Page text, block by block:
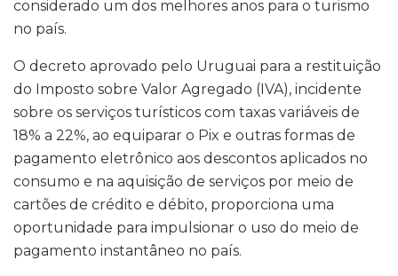
considerado um dos melhores anos para o turismo
no país.
O decreto aprovado pelo Uruguai para a restituição
do Imposto sobre Valor Agregado (IVA), incidente
sobre os serviços turísticos com taxas variáveis de
18% a 22%, ao equiparar o Pix e outras formas de
pagamento eletrônico aos descontos aplicados no
consumo e na aquisição de serviços por meio de
cartões de crédito e débito, proporciona uma
oportunidade para impulsionar o uso do meio de
pagamento instantâneo no país.